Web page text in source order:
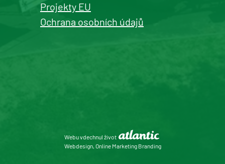
Projekty EU
Ochrana osobních údajů
Webu vdechnul život
Webdesign, Online Marketing Branding